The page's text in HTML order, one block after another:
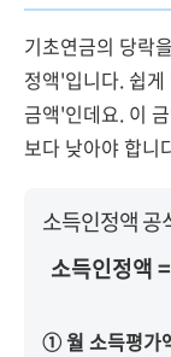
기초연금의 당락
정액'입니다. 쉽
금액'인데요. 이
보다 낮아야 합니
소득인정액 공
소득인정액
① 월 소득평가